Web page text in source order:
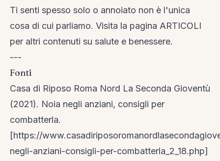
Ti senti spesso solo o annoiato non è l'unica
cosa di cui parliamo. Visita la pagina ARTICOLI
per altri contenuti su salute e benessere.
---
Fonti
Casa di Riposo Roma Nord La Seconda Gioventù
(2021). Noia negli anziani, consigli per
combatterla.
[https://
negli-anziani-consigli-per-combatterla_2_18.php]